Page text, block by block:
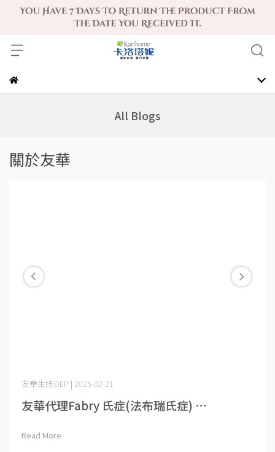
All Blogs
關於友華
友華生技OEP | 2025-02-21
友華代理Fabry 氏症(法布瑞氏症) ⋯
Read More